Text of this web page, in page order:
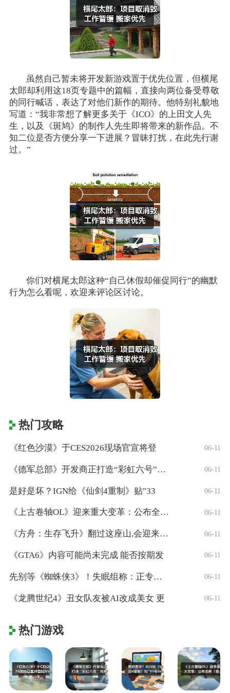
虽然自己暂未将开发新游戏置于优先位置，但横尾
太郎却利用这18页专题中的篇幅，直接向两位备受尊敬
的同行喊话，表达了对他们新作的期待。 他特别礼貌地
写道：“我非常想了解更多关于《ICO》的上田文人先
生，以及《斑鸠》的制作人先生即将带来的新作品。不
知二位是否方便分享一下进展？冒昧打扰，在此先行谢
过。”
你们对横尾太郎这种“自己休假却催促同行”的幽默
行为怎么看呢，欢迎来评论区讨论。
热门攻略
《红色沙漠》于CES2026现场官宣将登 06-11
《德军总部》开发商正打造“彩虹六号”风格 06-11
是好是坏？IGN给《仙剑4重制》贴"33 06-11
《上古卷轴OL》迎来重大变革：公布全新「 06-11
《方舟：生存飞升》翻过这座山,会迎来真正 06-11
《GTA6》内容可能尚未完成 能否按期发 06-11
先别等《蜘蛛侠3》！失眠组称：正专注打造 06-11
《龙腾世纪4》丑女队友被AI改成美女 更 06-11
热门游戏